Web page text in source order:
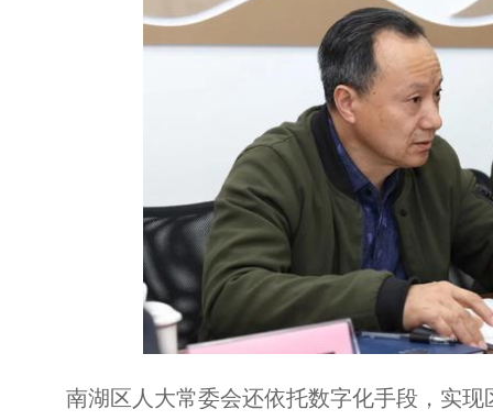
南湖区人大常委会还依托数字化手段，实现